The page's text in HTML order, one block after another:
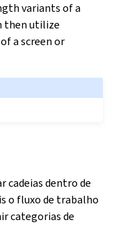
variants of a
then utilize
a screen or
cadeias dentro de
o fluxo de trabalho
categorias de